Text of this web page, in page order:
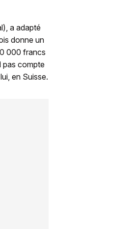
a adapté
donne un
000 francs
pas compte
en Suisse.